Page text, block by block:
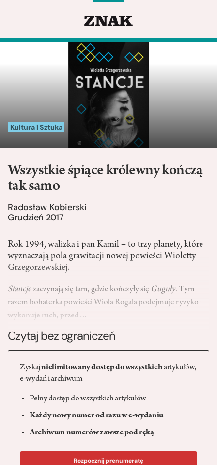
Kultura i Sztuka
Wszystkie śpiące królewny kończą
tak samo
Radosław Kobierski
Grudzień 2017
Rok 1994, walizka i pan Kamil – to trzy planety, które
wyznaczają pola grawitacji nowej powieści Wioletty
Grzegorzewskiej.
Stancjezaczynają się tam, gdzie kończyły się Guguły. Tym
razem bohaterka powieści Wiola Rogala podejmuje ryzyko i
wykonuje ruch, przed…
Czytaj bez ograniczeń
Zyskajnielimitowany dostęp do wszystkichartykułów,
e-wydań i archiwum
Pełny dostęp do wszystkich artykułów
Każdy nowy numer od razu w e-wydaniu
Archiwum numerów zawsze pod ręką
Rozpocznij prenumeratę